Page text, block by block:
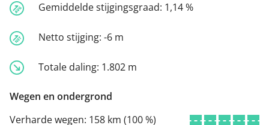
Gemiddelde stijgingsgraad: 1,14 %
Netto stijging: -6 m
Totale daling: 1.802 m
Wegen en ondergrond
Verharde wegen: 158 km (100 %)